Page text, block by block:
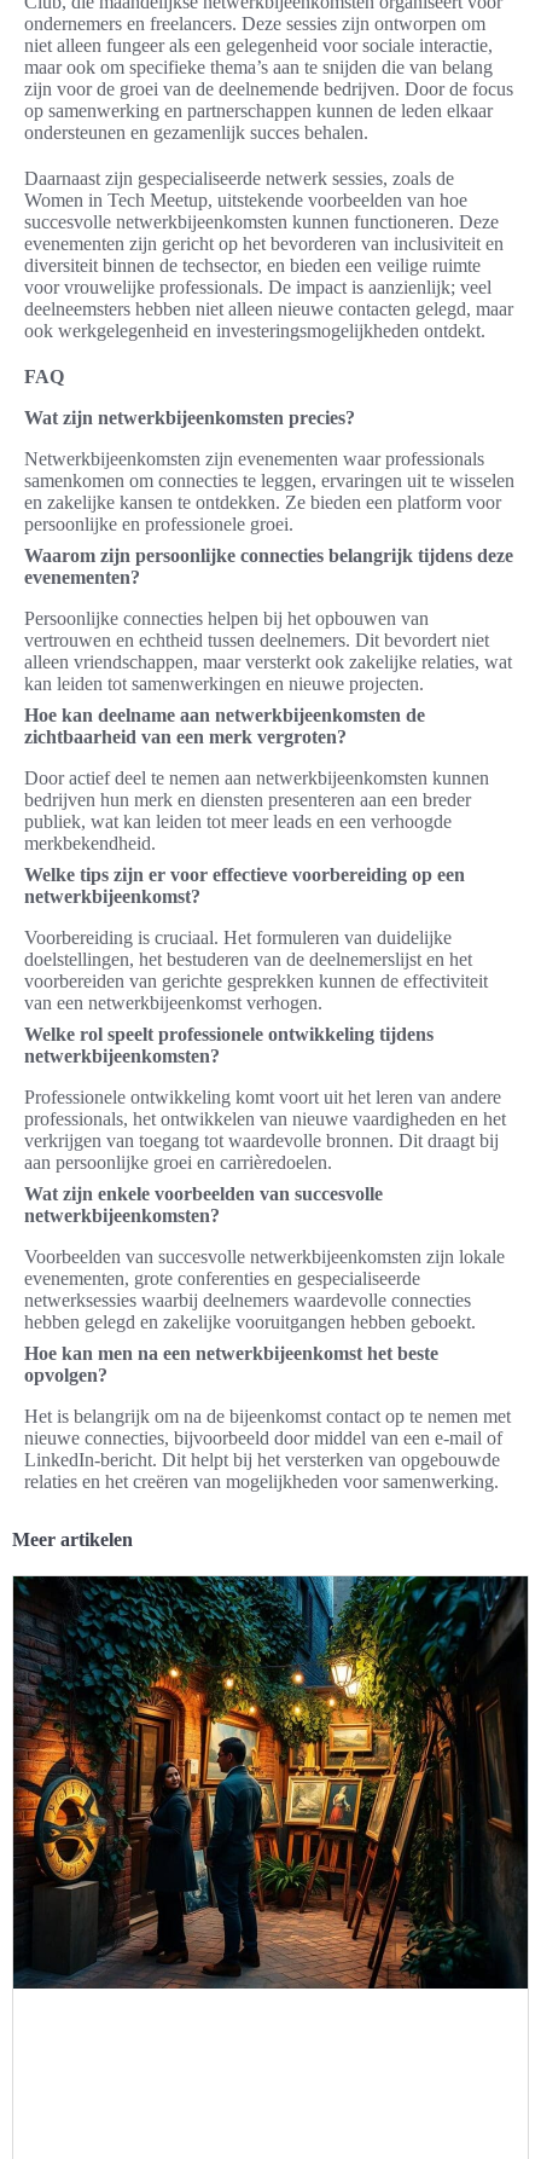
ondernemers en freelancers. Deze sessies zijn ontworpen om
niet alleen fungeer als een gelegenheid voor sociale interactie,
maar ook om specifieke thema’s aan te snijden die van belang
zijn voor de groei van de deelnemende bedrijven. Door de focus
op samenwerking en partnerschappen kunnen de leden elkaar
ondersteunen en gezamenlijk succes behalen.
Daarnaast zijn gespecialiseerde netwerk sessies, zoals de
Women in Tech Meetup, uitstekende voorbeelden van hoe
succesvolle netwerkbijeenkomsten kunnen functioneren. Deze
evenementen zijn gericht op het bevorderen van inclusiviteit en
diversiteit binnen de techsector, en bieden een veilige ruimte
voor vrouwelijke professionals. De impact is aanzienlijk; veel
deelneemsters hebben niet alleen nieuwe contacten gelegd, maar
ook werkgelegenheid en investeringsmogelijkheden ontdekt.
FAQ
Wat zijn netwerkbijeenkomsten precies?
Netwerkbijeenkomsten zijn evenementen waar professionals
samenkomen om connecties te leggen, ervaringen uit te wisselen
en zakelijke kansen te ontdekken. Ze bieden een platform voor
persoonlijke en professionele groei.
Waarom zijn persoonlijke connecties belangrijk tijdens deze
evenementen?
Persoonlijke connecties helpen bij het opbouwen van
vertrouwen en echtheid tussen deelnemers. Dit bevordert niet
alleen vriendschappen, maar versterkt ook zakelijke relaties, wat
kan leiden tot samenwerkingen en nieuwe projecten.
Hoe kan deelname aan netwerkbijeenkomsten de
zichtbaarheid van een merk vergroten?
Door actief deel te nemen aan netwerkbijeenkomsten kunnen
bedrijven hun merk en diensten presenteren aan een breder
publiek, wat kan leiden tot meer leads en een verhoogde
merkbekendheid.
Welke tips zijn er voor effectieve voorbereiding op een
netwerkbijeenkomst?
Voorbereiding is cruciaal. Het formuleren van duidelijke
doelstellingen, het bestuderen van de deelnemerslijst en het
voorbereiden van gerichte gesprekken kunnen de effectiviteit
van een netwerkbijeenkomst verhogen.
Welke rol speelt professionele ontwikkeling tijdens
netwerkbijeenkomsten?
Professionele ontwikkeling komt voort uit het leren van andere
professionals, het ontwikkelen van nieuwe vaardigheden en het
verkrijgen van toegang tot waardevolle bronnen. Dit draagt bij
aan persoonlijke groei en carrièredoelen.
Wat zijn enkele voorbeelden van succesvolle
netwerkbijeenkomsten?
Voorbeelden van succesvolle netwerkbijeenkomsten zijn lokale
evenementen, grote conferenties en gespecialiseerde
netwerksessies waarbij deelnemers waardevolle connecties
hebben gelegd en zakelijke vooruitgangen hebben geboekt.
Hoe kan men na een netwerkbijeenkomst het beste
opvolgen?
Het is belangrijk om na de bijeenkomst contact op te nemen met
nieuwe connecties, bijvoorbeeld door middel van een e-mail of
LinkedIn-bericht. Dit helpt bij het versterken van opgebouwde
relaties en het creëren van mogelijkheden voor samenwerking.
Meer artikelen